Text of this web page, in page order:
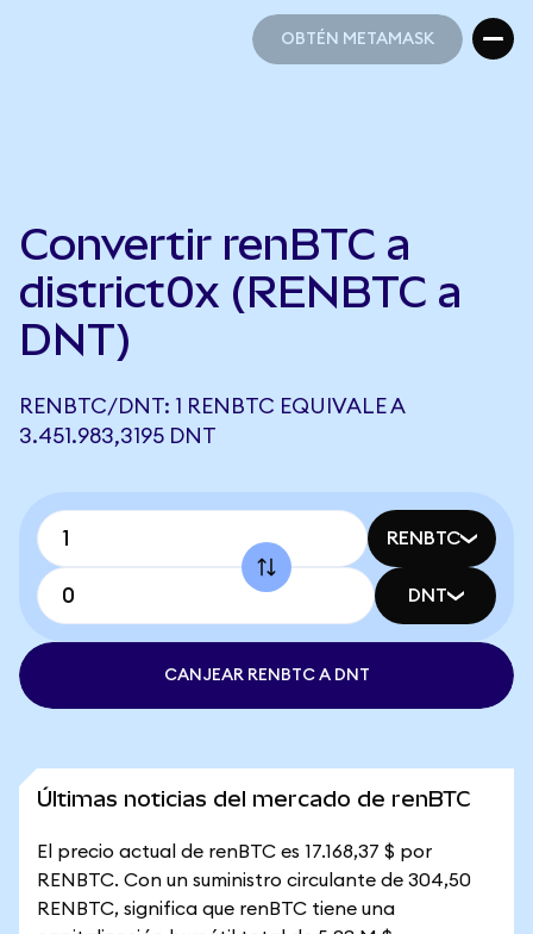
OBTÉN METAMASK
Convertir renBTC a
district0x (RENBTC a
DNT)
RENBTC/DNT: 1 RENBTC EQUIVALE A
3.451.983,3195 DNT
RENBTC
DNT
CANJEAR RENBTC A DNT
Últimas noticias del mercado de renBTC
El precio actual de renBTC es 17.168,37 $ por
RENBTC. Con un suministro circulante de 304,50
RENBTC, significa que renBTC tiene una